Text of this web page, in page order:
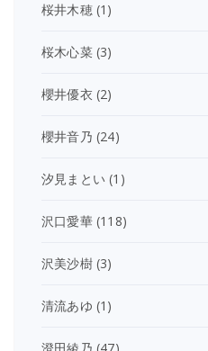
桜井木穂(1)
桜木心菜(3)
櫻井優衣 (2)
櫻井音乃 (24)
汐見まとい (1)
沢口愛華(118)
沢美沙樹(3)
清流あゆ (1)